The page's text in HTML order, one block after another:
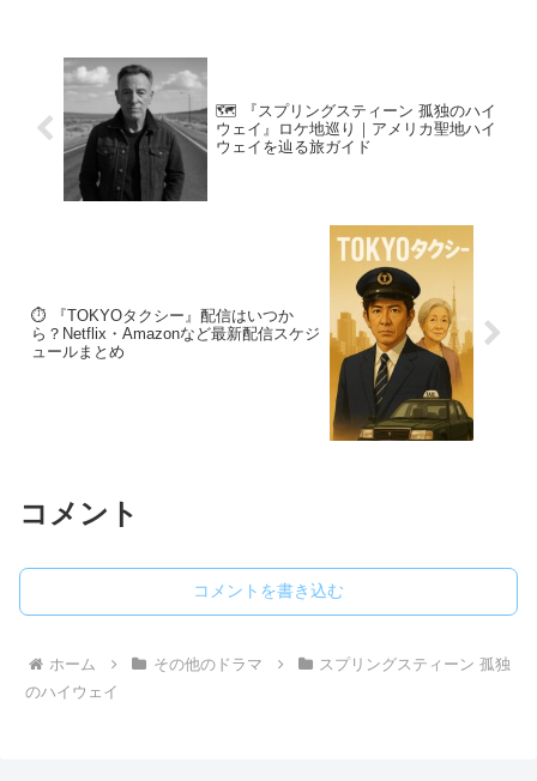
🗺️ 『スプリングスティーン 孤独のハイ
ウェイ』ロケ地巡り｜アメリカ聖地ハイ
ウェイを辿る旅ガイド
⏱️ 『TOKYOタクシー』配信はいつか
ら？Netflix・Amazonなど最新配信スケジ
ュールまとめ
コメント
コメントを書き込む
ホーム その他のドラマ
スプリングスティーン 孤独
のハイウェイ